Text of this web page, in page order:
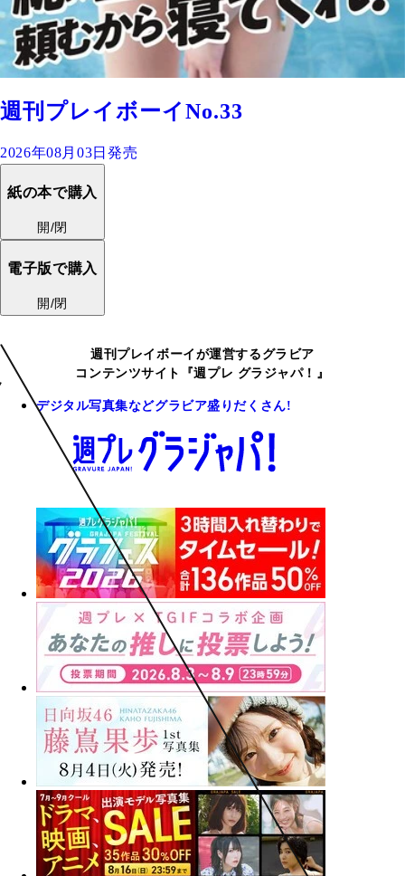
週刊プレイボーイNo.33
2026年08月03日発売
紙の本で購入
開/閉
電子版で購入
開/閉
週刊プレイボーイが運営するグラビア
コンテンツサイト『週プレ グラジャパ！』
デジタル写真集などグラビア盛りだくさん!